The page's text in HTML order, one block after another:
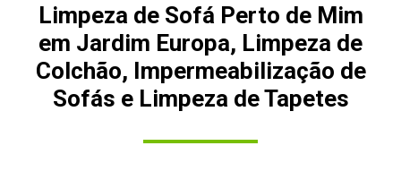
Limpeza de Sofá Perto de Mim
em Jardim Europa, Limpeza de
Colchão, Impermeabilização de
Sofás e Limpeza de Tapetes